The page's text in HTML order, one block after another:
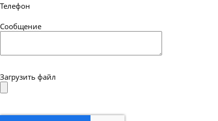
Телефон
Сообщение
Загрузить файл